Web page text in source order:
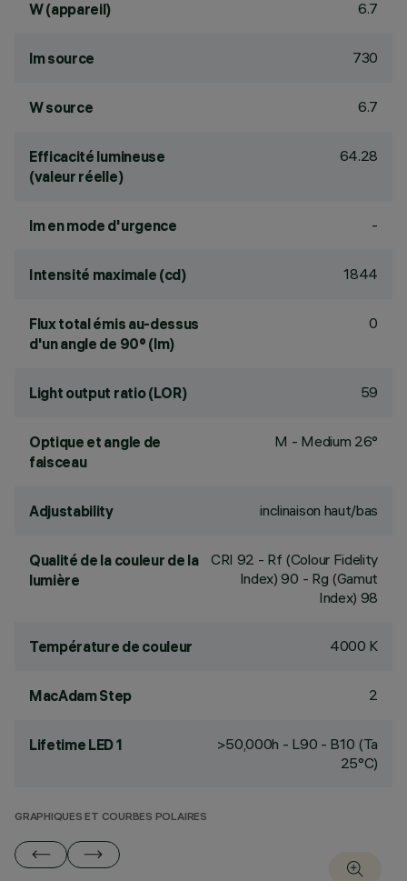
W (appareil) 6.7
lm source 730
W source 6.7
Efficacité lumineuse
(valeur réelle)
64.28
lm en mode d'urgence -
Intensité maximale (cd) 1844
Flux total émis au-dessus
d'un angle de 90° (lm)
0
Light output ratio (LOR) 59
Optique et angle de
faisceau
M - Medium 26°
Adjustability inclinaison haut/bas
Qualité de la couleur de la
lumière
CRI 92 - Rf (Colour Fidelity
Index) 90 - Rg (Gamut
Index) 98
Température de couleur 4000 K
MacAdam Step 2
Lifetime LED 1
>50,000h - L90 - B10 (Ta
25°C)
GRAPHIQUES ET COURBES POLAIRES